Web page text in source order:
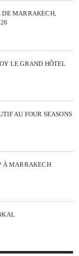
DE MARRAKECH,
LE GRAND HÔTEL
AU FOUR SEASONS
À MARRAKECH